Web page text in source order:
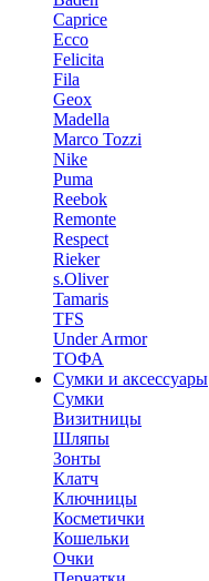
Caprice
Ecco
Felicita
Fila
Geox
Madella
Marco Tozzi
Nike
Puma
Reebok
Remonte
Respect
Rieker
s.Oliver
Tamaris
TFS
Under Armor
ТОФА
Сумки и аксессуары
Сумки
Визитницы
Шляпы
Зонты
Клатч
Ключницы
Косметички
Кошельки
Очки